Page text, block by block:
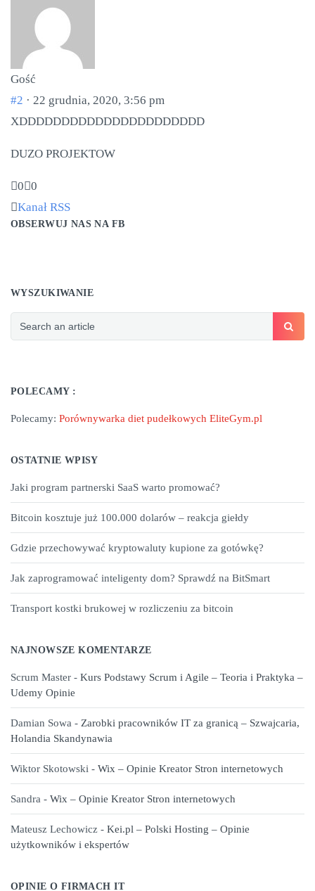
Gość
#2 · 22 grudnia, 2020, 3:56 pm
XDDDDDDDDDDDDDDDDDDDDDD
DUZO PROJEKTOW
Kliknij dla kciuka w dół.
0 Kliknij dla kciuka w górę.
0
Kanał RSS
OBSERWUJ NAS NA FB
WYSZUKIWANIE
POLECAMY :
Polecamy: Porównywarka diet pudełkowych EliteGym.pl
OSTATNIE WPISY
Jaki program partnerski SaaS warto promować?
Bitcoin kosztuje już 100.000 dolarów – reakcja giełdy
Gdzie przechowywać kryptowaluty kupione za gotówkę?
Jak zaprogramować inteligenty dom? Sprawdź na BitSmart
Transport kostki brukowej w rozliczeniu za bitcoin
NAJNOWSZE KOMENTARZE
Scrum Master - Kurs Podstawy Scrum i Agile – Teoria i Praktyka –
Udemy Opinie
Damian Sowa - Zarobki pracowników IT za granicą – Szwajcaria,
Holandia Skandynawia
Wiktor Skotowski - Wix – Opinie Kreator Stron internetowych
Sandra - Wix – Opinie Kreator Stron internetowych
Mateusz Lechowicz - Kei.pl – Polski Hosting – Opinie
użytkowników i ekspertów
OPINIE O FIRMACH IT